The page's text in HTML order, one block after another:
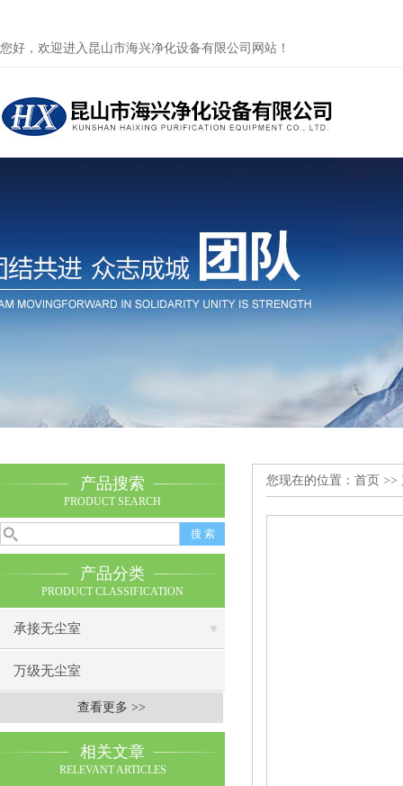
您好，欢迎进入昆山市海兴净化设备有限公司网站！
产品搜索
PRODUCT SEARCH
产品分类
PRODUCT CLASSIFICATION
承接无尘室
万级无尘室
查看更多 >>
相关文章
RELEVANT ARTICLES
您现在的位置： 首页 >>